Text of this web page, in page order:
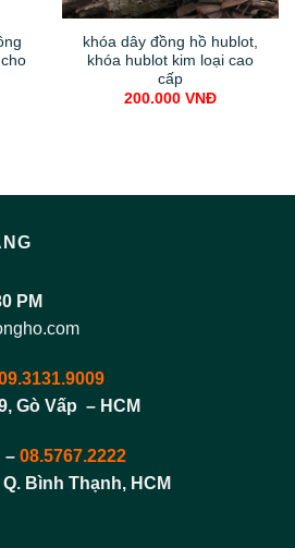
khóa dây đồng hồ hublot,
khóa hublot kim loại cao
cấp
200.000 VNĐ
PM
Gò Vấp – HCM
– 08.5767.2222
Bình Thạnh, HCM